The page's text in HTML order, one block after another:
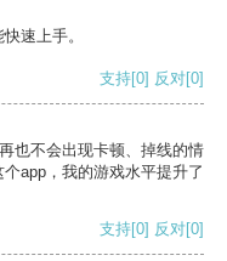
速上手。
支持[0] 反对[0]
也不会出现卡顿、掉线的情
app，我的游戏水平提升了
支持[0] 反对[0]